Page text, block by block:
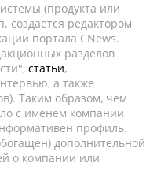
(продукта или
создается редактором
портала CNews.
разделов
статьи,
а также
Таким образом, чем
с именем компании
профиль.
дополнительной
о компании или